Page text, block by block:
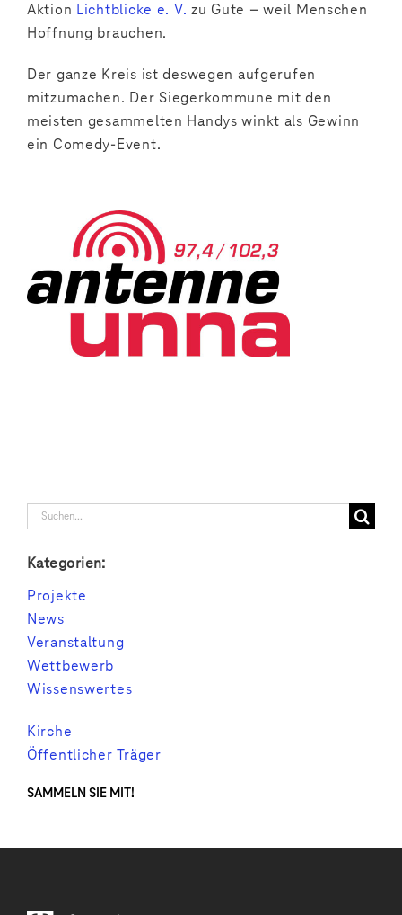
Aktion Lichtblicke e. V. zu Gute – weil Menschen
Hoffnung brauchen.
Der ganze Kreis ist deswegen aufgerufen
mitzumachen. Der Siegerkommune mit den
meisten gesammelten Handys winkt als Gewinn
ein Comedy-Event.
Suche
Kategorien:
Projekte
News
Veranstaltung
Wettbewerb
Wissenswertes
Kirche
Öffentlicher Träger
SAMMELN SIE MIT!